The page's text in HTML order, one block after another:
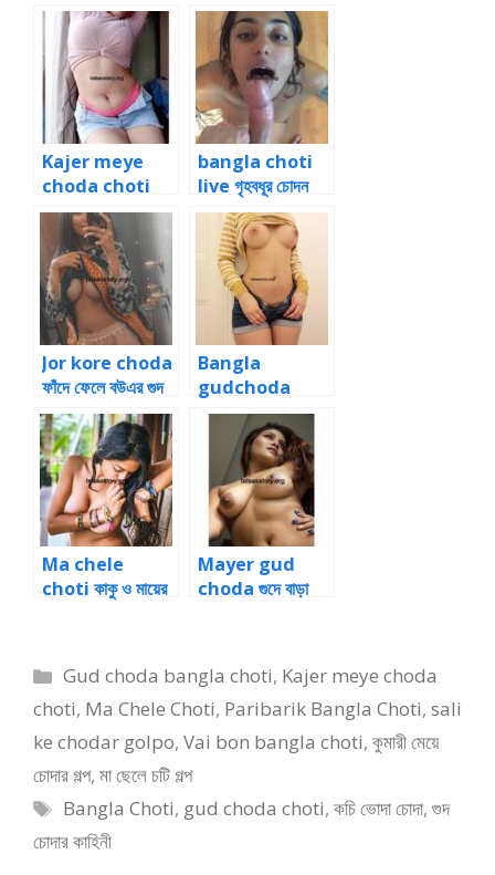
গুদে ধোন ঢুকিয়ে চোদা
কোলে তুলে চোদার
চটিগল্প
Kajer meye
choda choti
কাজের মেয়ে কচি গুদ
চোদার গল্প
bangla choti
live গৃহবধূর চোদন
কাহিনী স্বামী স্ত্রীর বাংলা
চটি গল্প
Jor kore choda
ফাঁদে ফেলে বউএর গুদ
চোদা বাংলা সেক্স চটি 6
Bangla
gudchoda
choti রসালো গুদ
চুদার কাহিনী চটি গল্প 1
Ma chele
choti কাকু ও মায়ের
Mayer gud
choda গুদে বাড়া
Categories
Gud choda bangla choti, Kajer meye choda
choti, Ma Chele Choti, Paribarik Bangla Choti, sali
ke chodar golpo, Vai bon bangla choti, কুমারী মেয়ে
চোদার গল্প, মা ছেলে চটি গল্প
Tags
Bangla Choti, gud choda choti,কচি ভোদা চোদা,গুদ
চোদার কাহিনী